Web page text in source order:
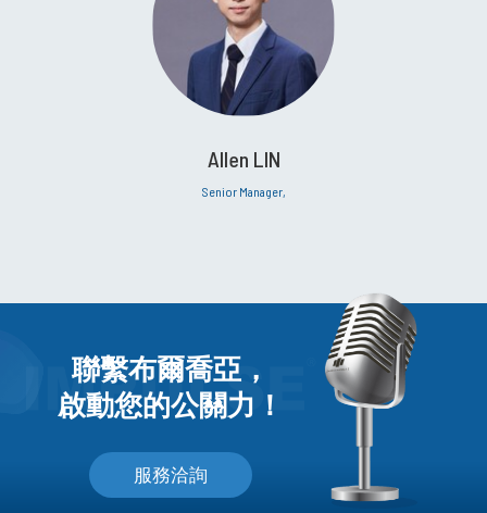
Allen LIN
Senior Manager,
聯繫布爾喬亞，
啟動您的公關力！
服務洽詢